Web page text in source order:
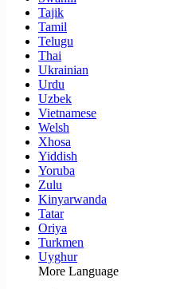
Tajik
Tamil
Telugu
Thai
Ukrainian
Urdu
Uzbek
Vietnamese
Welsh
Xhosa
Yiddish
Yoruba
Zulu
Kinyarwanda
Tatar
Oriya
Turkmen
Uyghur
More Language